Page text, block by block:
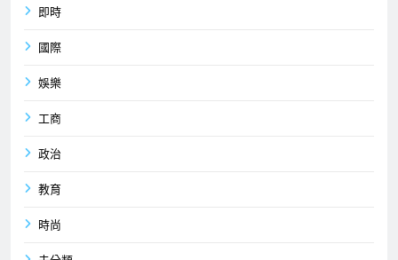
即時
國際
娛樂
工商
政治
教育
時尚